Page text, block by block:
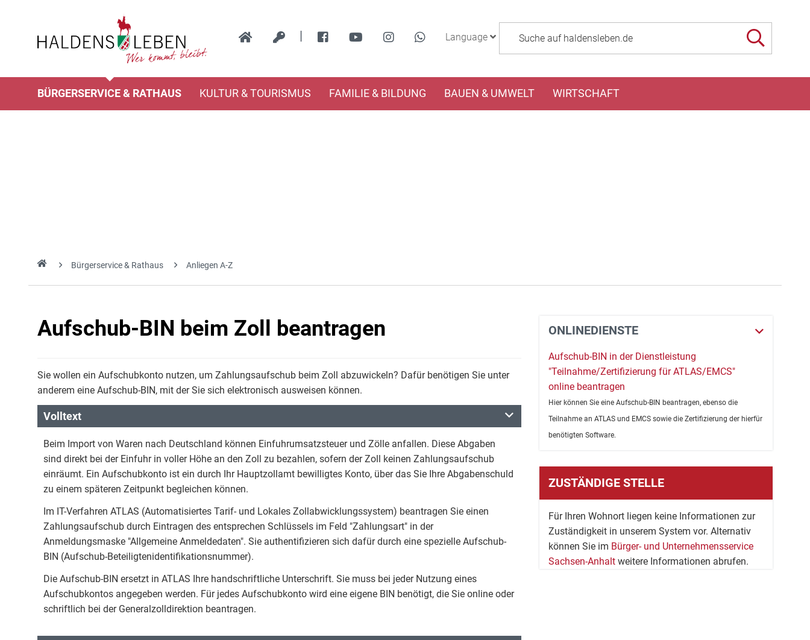
| Language
BÜRGERSERVICE & RATHAUS KULTUR & TOURISMUS FAMILIE & BILDUNG BAUEN & UMWELT WIRTSCHAFT
Bürgerservice & Rathaus Anliegen A-Z
Aufschub-BIN beim Zoll beantragen
Sie wollen ein Aufschubkonto nutzen, um Zahlungsaufschub beim Zoll abzuwickeln? Dafür benötigen Sie unter
anderem eine Aufschub-BIN, mit der Sie sich elektronisch ausweisen können.
Volltext
Beim Import von Waren nach Deutschland können Einfuhrumsatzsteuer und Zölle anfallen. Diese Abgaben
sind direkt bei der Einfuhr in voller Höhe an den Zoll zu bezahlen, sofern der Zoll keinen Zahlungsaufschub
einräumt. Ein Aufschubkonto ist ein durch Ihr Hauptzollamt bewilligtes Konto, über das Sie Ihre Abgabenschuld
zu einem späteren Zeitpunkt begleichen können.
Im IT-Verfahren ATLAS (Automatisiertes Tarif- und Lokales Zollabwicklungssystem) beantragen Sie einen
Zahlungsaufschub durch Eintragen des entsprechen Schlüssels im Feld "Zahlungsart" in der
Anmeldungsmaske "Allgemeine Anmeldedaten". Sie authentifizieren sich dafür durch eine spezielle Aufschub-
BIN (Aufschub-Beteiligtenidentifikationsnummer).
Die Aufschub-BIN ersetzt in ATLAS Ihre handschriftliche Unterschrift. Sie muss bei jeder Nutzung eines
Aufschubkontos angegeben werden. Für jedes Aufschubkonto wird eine eigene BIN benötigt, die Sie online oder
schriftlich bei der Generalzolldirektion beantragen.
ONLINEDIENSTE
Aufschub-BIN in der Dienstleistung
"Teilnahme/Zertifizierung für ATLAS/EMCS"
online beantragen
Hier können Sie eine Aufschub-BIN beantragen, ebenso die
Teilnahme an ATLAS und EMCS sowie die Zertifizierung der hierfür
benötigten Software.
ZUSTÄNDIGE STELLE
Für Ihren Wohnort liegen keine Informationen zur
Zuständigkeit in unserem System vor. Alternativ
können Sie im Bürger- und Unternehmensservice
Sachsen-Anhalt weitere Informationen abrufen.